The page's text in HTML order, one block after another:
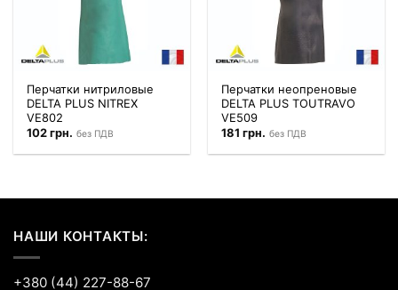
Перчатки нитриловые
DELTA PLUS NITREX
VE802
102грн. без ПДВ
Перчатки неопреновые
DELTA PLUS TOUTRAVO
VE509
181грн. без ПДВ
НАШИ КОНТАКТЫ:
+380 (44) 227-88-67